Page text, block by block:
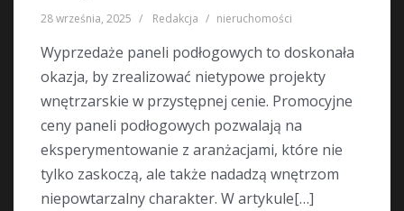
28 września, 2025 Redakcja nieruchomości
Wyprzedaże paneli podłogowych to doskonała
okazja, by zrealizować nietypowe projekty
wnętrzarskie w przystępnej cenie. Promocyjne
ceny paneli podłogowych pozwalają na
eksperymentowanie z aranżacjami, które nie
tylko zaskoczą, ale także nadadzą wnętrzom
niepowtarzalny charakter. W artykule[…]